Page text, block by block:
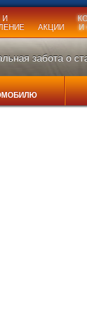
И
АКЦИИ
И
забота о